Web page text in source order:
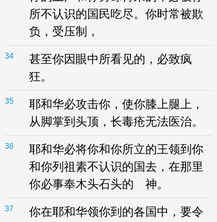
所不认识的国民吃尽。你时常被欺
负，受压制，
34
甚至你因眼中所看见的，必致疯
狂。
35
耶和华必攻击你，使你膝上腿上，
从脚掌到头顶，长毒疮无法医治。
36
耶和华必将你和你所立的王领到你
和你列祖素不认识的国去，在那里
你必事奉木头石头的 神。
37
你在耶和华领你到的各国中，要令